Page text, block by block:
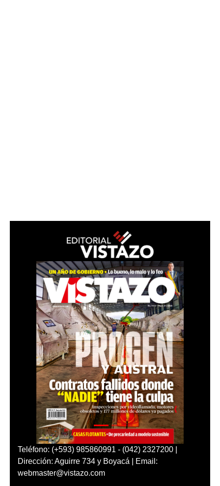
Teléfono: (+593) 985860991 - (042) 2327200 |
Dirección: Aguirre 734 y Boyacá | Email:
webmaster@vistazo.com